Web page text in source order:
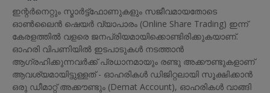
ഇന്റർനെറ്റും സ്മാർട്ട്ഫോണുകളും സജീവമായതോടെ
ഓൺലൈൻ ഷെയർ വ്യാപാരം (Online Share Trading) ഇന്ന്
കേരളത്തിൽ വളരെ ജനപ്രിയമായിക്കൊണ്ടിരിക്കുകയാണ്.
ഓഹരി വിപണിയിൽ ഇടപാടുകൾ നടത്താൻ
ആഗ്രഹിക്കുന്നവർക്ക് പ്രധാനമായും രണ്ടു അക്കൗണ്ടുകളാണ്
ആവശ്യമായിട്ടുള്ളത് - ഓഹരികൾ ഡിജിറ്റലായി സൂക്ഷിക്കാൻ
ഒരു ഡീമാറ്റ് അക്കൗണ്ടും (Demat Account), ഓഹരികൾ വാങ്ങി